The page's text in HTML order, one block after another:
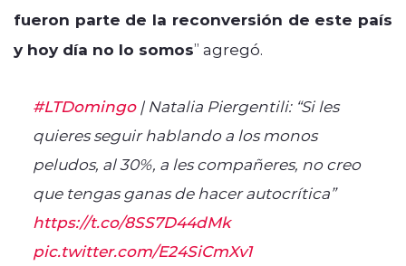
fueron parte de la reconversión de este país
y hoy día no lo somos” agregó.
#LTDomingo| Natalia Piergentili: “Si les
quieres seguir hablando a los monos
peludos, al 30%, a les compañeres, no creo
que tengas ganas de hacer autocrítica”
https://t.co/8SS7D44dMk
pic.twitter.com/E24SiCmXv1